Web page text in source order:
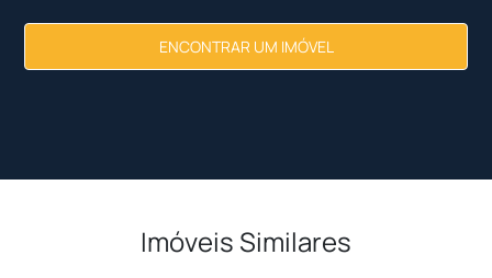
ENCONTRAR UM IMÓVEL
Imóveis Similares